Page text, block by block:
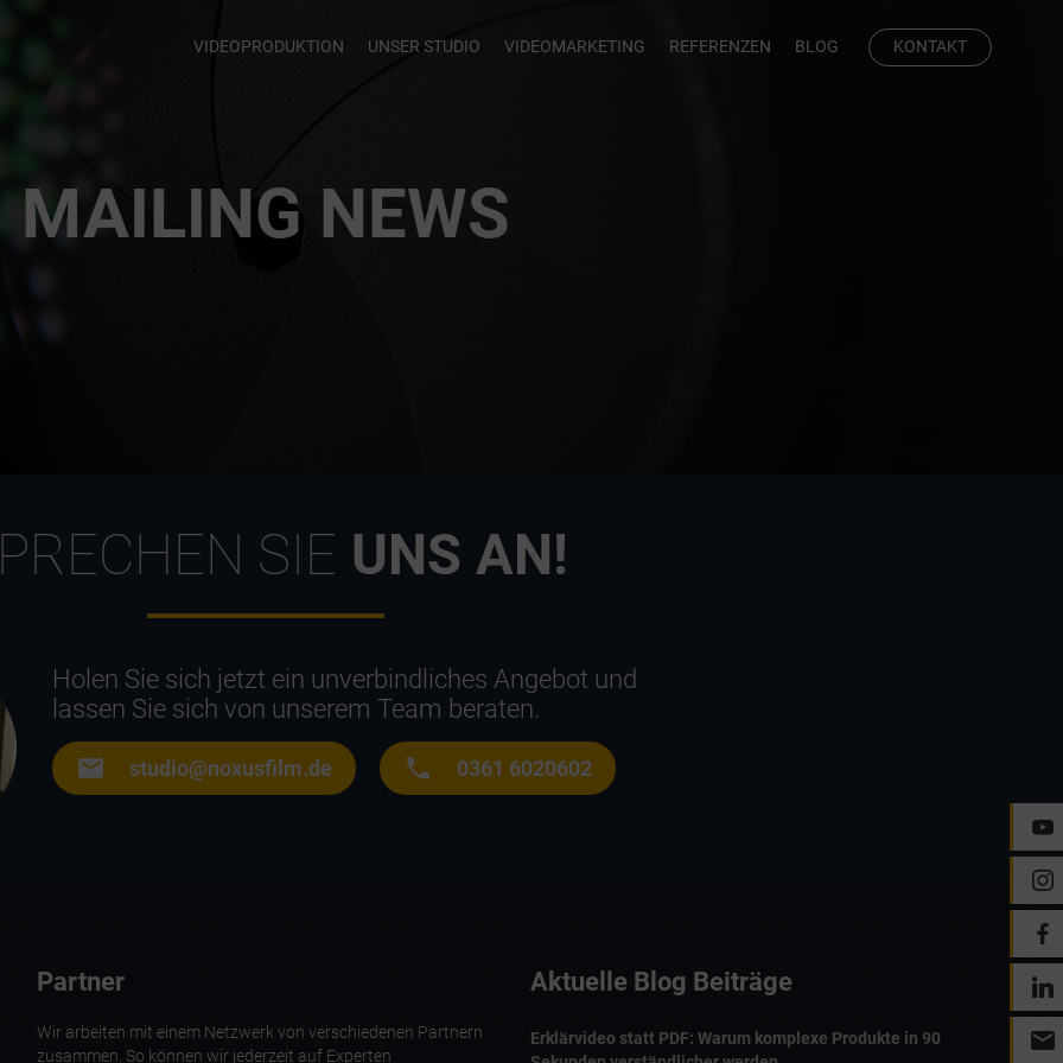
VIDEOPRODUKTION UNSER STUDIO VIDEOMARKETING REFERENZEN BLOG KONTAKT
mail
MAILING NEWS
SIE UNS AN!
Holen Sie sich jetzt ein unverbindliches Angebot und
lassen Sie sich von unserem Team beraten.
studio@noxusfilm.de 0361 6020602
Partner
Wir arbeiten mit einem Netzwerk von verschiedenen Partnern
zusammen. So können wir jederzeit auf Experten
Aktuelle Blog Beiträge
Erklärvideo statt PDF: Warum komplexe Produkte in 90